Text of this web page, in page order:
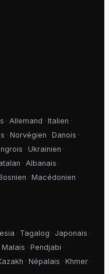
· Allemand · Italien ·
· Norvégien · Danois ·
· Ukrainien ·
· Albanais ·
· Macédonien ·
· Tagalog · Japonais ·
Malais · Pendjabi ·
· Népalais · Khmer·